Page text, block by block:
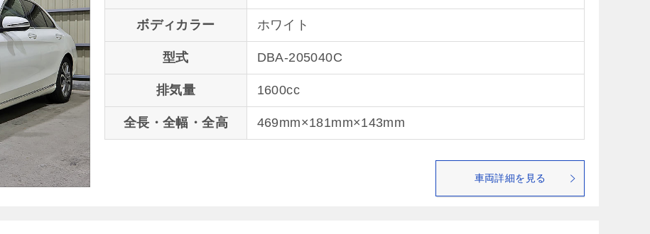
ボディカラー ホワイト
型式 DBA-205040C
排気量 1600cc
全長・全幅・全高 469mm×181mm×143mm
車両詳細を見る